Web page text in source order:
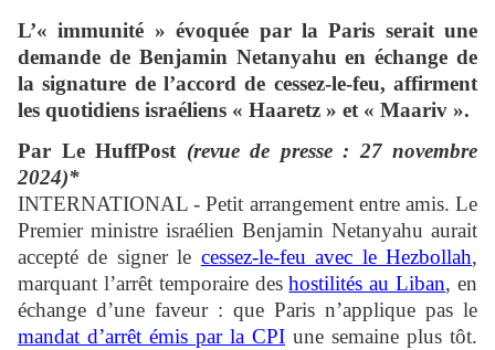
L’« immunité » évoquée par la Paris serait une
demande de Benjamin Netanyahu en échange de
la signature de l’accord de cessez-le-feu, affirment
les quotidiens israéliens « Haaretz » et « Maariv ».
Par Le HuffPost (revue de presse : 27 novembre
2024)*
INTERNATIONAL - Petit arrangement entre amis. Le
Premier ministre israélien Benjamin Netanyahu aurait
accepté de signer le cessez-le-feu avec le Hezbollah,
marquant l’arrêt temporaire deshostilités au Liban, en
échange d’une faveur : que Paris n’applique pas le
mandat d’arrêt émis par la CPI une semaine plus tôt.